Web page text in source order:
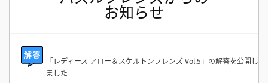
お知らせ
「レディース アロー＆スケルトンフレンズ Vol.5」の解答を公開し
ました